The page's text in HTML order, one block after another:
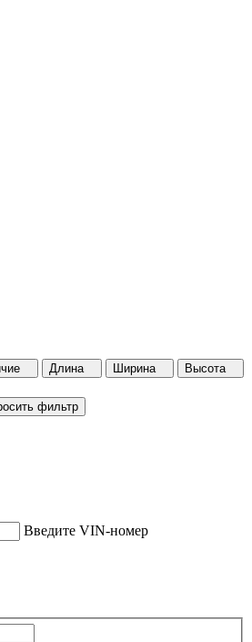
Длина Ширина
Высота
фильтр
Введите VIN-номер